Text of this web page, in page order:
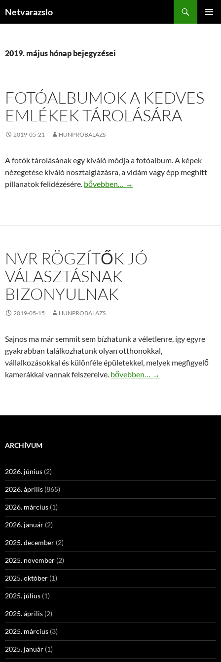
Netvarazslo
2019. május hónap bejegyzései
FOTÓALBUMOK A KEDVES
EMLÉKEK TÁROLÁSÁRA
2019-05-21 HUNPROBALAZS
A fotók tárolásának egy kiváló módja a fotóalbum. A képek
nézegetése kiváló nosztalgiázásra, a vidám vagy épp meghitt
pillanatok felidézésére. Fotóalbumok a kedves emlékek
bővebben… →
NVR RÖGZÍTŐK JÓ
VÁLASZTÁSNAK
BIZONYULNAK
2019-05-15 HUNPROBALAZS
Sajnos ma már semmit sem bízhatunk a véletlenre, így egyre
gyakrabban találkozhatunk olyan otthonokkal,
vállalkozásokkal és különféle épületekkel, melyek megfigyelő
kamerákkal vannak felszerelve. NVR rögzítők jó választásnak
bővebben… →
ARCHÍVUM
2026. június (2)
2026. április (865)
2026. március (1)
2026. január (2)
2025. december (2)
2025. november (2)
2025. október (1)
2025. július (1)
2025. április (2)
2025. március (3)
2025. január (1)